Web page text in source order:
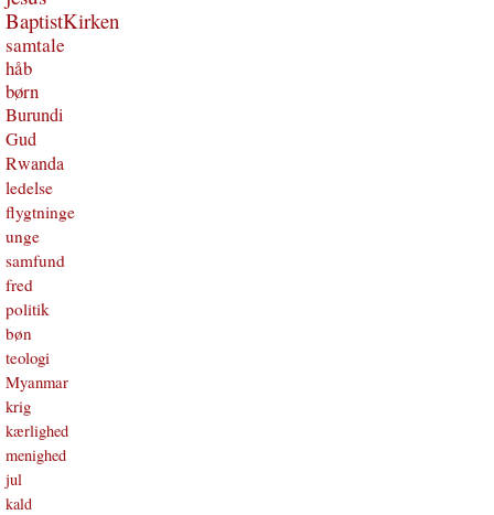
BaptistKirken
samtale
håb
børn
Burundi
Gud
Rwanda
ledelse
flygtninge
unge
samfund
fred
politik
bøn
teologi
Myanmar
krig
kærlighed
menighed
jul
kald